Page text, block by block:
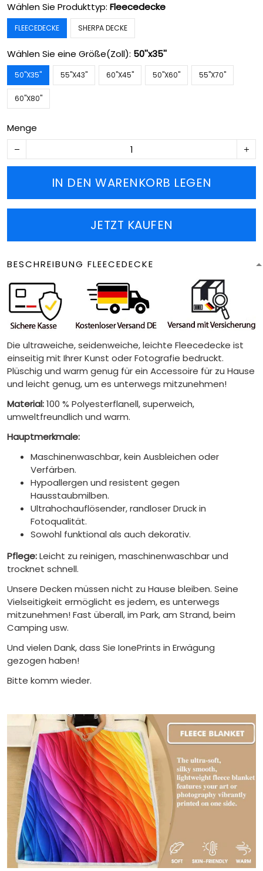
Wählen Sie Produkttyp: Fleecedecke
FLEECEDECKE SHERPA DECKE
Wählen Sie eine Größe(Zoll): 50''x35''
50''X35'' 55''X43'' 60''X45'' 50''X60'' 55''X70''
60''X80''
Menge
IN DEN WARENKORB LEGEN
JETZT KAUFEN
BESCHREIBUNG FLEECEDECKE
Die ultraweiche, seidenweiche, leichte Fleecedecke ist
einseitig mit Ihrer Kunst oder Fotografie bedruckt.
Plüschig und warm genug für ein Accessoire für zu Hause
und leicht genug, um es unterwegs mitzunehmen!
Material:100 % Polyesterflanell, superweich,
umweltfreundlich und warm.
Hauptmerkmale:
Maschinenwaschbar, kein Ausbleichen oder
Verfärben.
Hypoallergen und resistent gegen
Hausstaubmilben.
Ultrahochauflösender, randloser Druck in
Fotoqualität.
Sowohl funktional als auch dekorativ.
Pflege:Leicht zu reinigen, maschinenwaschbar und
trocknet schnell.
Unsere Decken müssen nicht zu Hause bleiben. Seine
Vielseitigkeit ermöglicht es jedem, es unterwegs
mitzunehmen! Fast überall, im Park, am Strand, beim
Camping usw.
Und vielen Dank, dass Sie IonePrints in Erwägung
gezogen haben!
Bitte komm wieder.